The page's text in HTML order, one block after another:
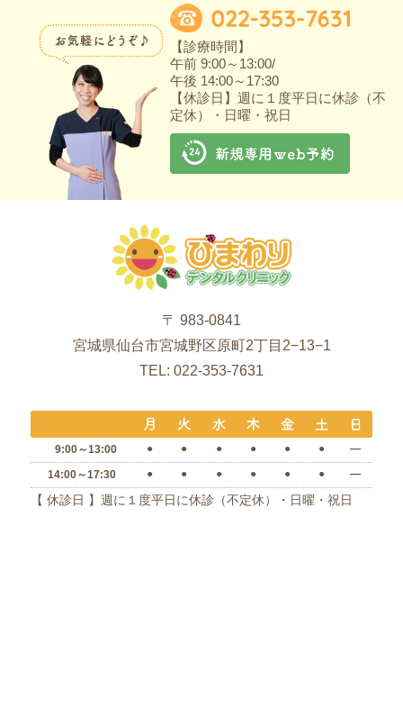
【診療時間】
午前 9:00～13:00/
午後 14:00～17:30
【休診日】週に１度平日に休診（不
定休）・日曜・祝日
〒 983-0841
宮城県仙台市宮城野区原町2丁目2−13−1
TEL: 022-353-7631
9:00～13:00 ● ● ● ● ● ● ―
14:00～17:30 ● ● ● ● ● ● ―
【 休診日 】週に１度平日に休診（不定休）・日曜・祝日